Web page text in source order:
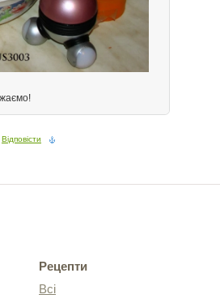
Відповісти
Рецепти
Всі